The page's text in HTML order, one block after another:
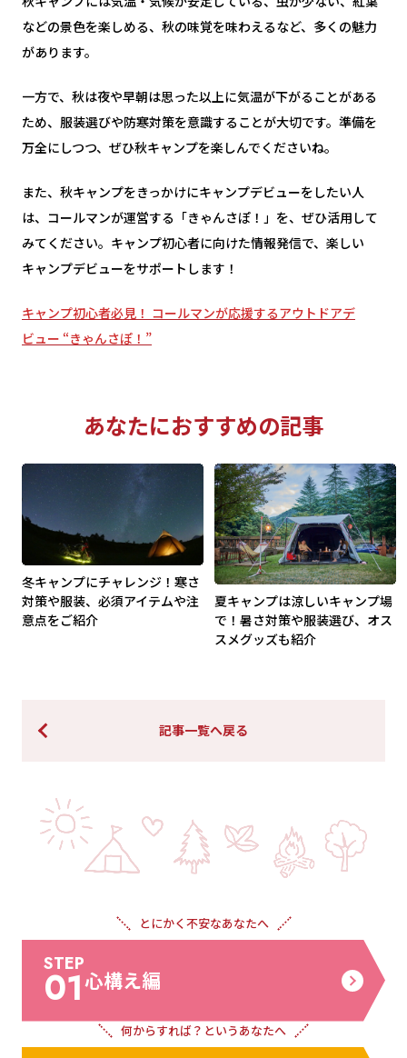
などの景色を楽しめる、秋の味覚を味わえるなど、多くの魅力
があります。
一方で、秋は夜や早朝は思った以上に気温が下がることがある
ため、服装選びや防寒対策を意識することが大切です。準備を
万全にしつつ、ぜひ秋キャンプを楽しんでくださいね。
また、秋キャンプをきっかけにキャンプデビューをしたい人
は、コールマンが運営する「きゃんさぽ！」を、ぜひ活用して
みてください。キャンプ初心者に向けた情報発信で、楽しい
キャンプデビューをサポートします！
キャンプ初心者必見！ コールマンが応援するアウトドアデ
ビュー “きゃんさぽ！”
あなたにおすすめの記事
冬キャンプにチャレンジ！寒さ
対策や服装、必須アイテムや注
意点をご紹介
夏キャンプは涼しいキャンプ場
で！暑さ対策や服装選び、オス
スメグッズも紹介
記事一覧へ戻る
とにかく不安なあなたへ
STEP
01心構え編
何からすれば？ というあなたへ